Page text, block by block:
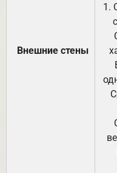
Внешние стены
1.